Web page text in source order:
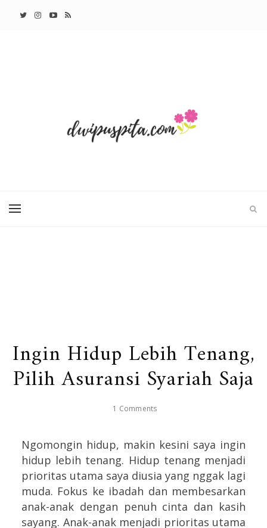
Ingin Hidup Lebih Tenang,
Pilih Asuransi Syariah Saja
1 Comments
Ngomongin hidup, makin kesini saya ingin
hidup lebih tenang. Hidup tenang menjadi
prioritas utama saya diusia yang nggak lagi
muda. Fokus ke ibadah dan membesarkan
anak-anak dengan penuh cinta dan kasih
sayang. Anak-anak menjadi prioritas utama